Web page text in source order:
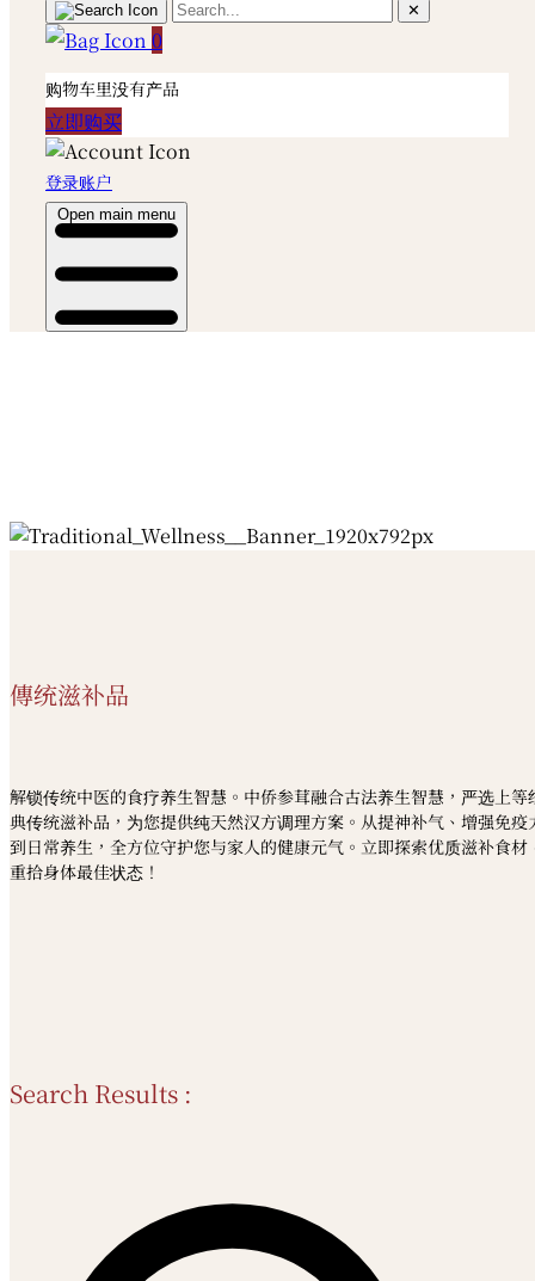
✕
0
购物车里没有产品
立即购买
登录账户
Open main menu
傳统滋补品
解锁传统中医的食疗养生智慧。中侨参茸融合古法养生智慧，严选上等
典传统滋补品，为您提供纯天然汉方调理方案。从提神补气、增强免疫
到日常养生，全方位守护您与家人的健康元气。立即探索优质滋补食材
重拾身体最佳状态！
Search Results :